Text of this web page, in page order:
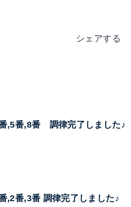
シェアする
,5番,8番 調律完了しました♪
,2番,3番 調律完了しました♪